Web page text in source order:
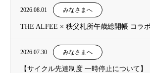
2026.08.01 みなさまへ
THE ALFEE × 秩父札所午歳総開帳 コラ
2026.07.30 みなさまへ
【サイクル先達制度 一時停止について】